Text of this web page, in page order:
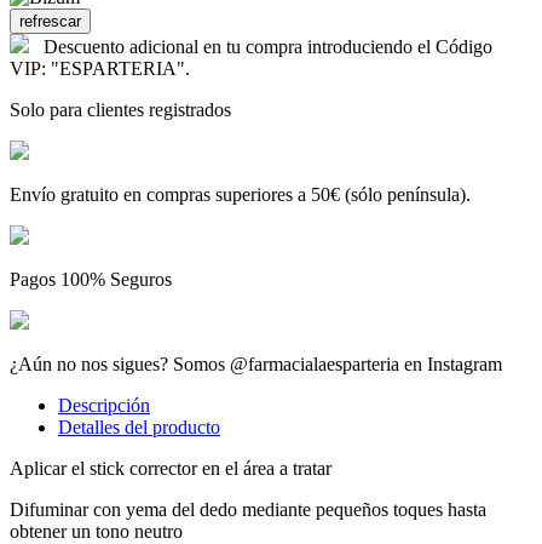
Descuento adicional en tu compra introduciendo el Código
VIP: "ESPARTERIA".
Solo para clientes registrados
Envío gratuito en compras superiores a 50€ (sólo península).
Pagos 100% Seguros
¿Aún no nos sigues? Somos @farmacialaesparteria en Instagram
Descripción
Detalles del producto
Aplicar el stick corrector en el área a tratar
Difuminar con yema del dedo mediante pequeños toques hasta
obtener un tono neutro